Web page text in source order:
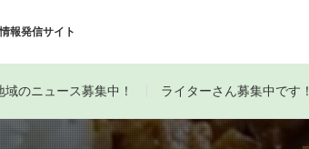
報発信サイト
のニュース募集中！ ライターさん募集中です！